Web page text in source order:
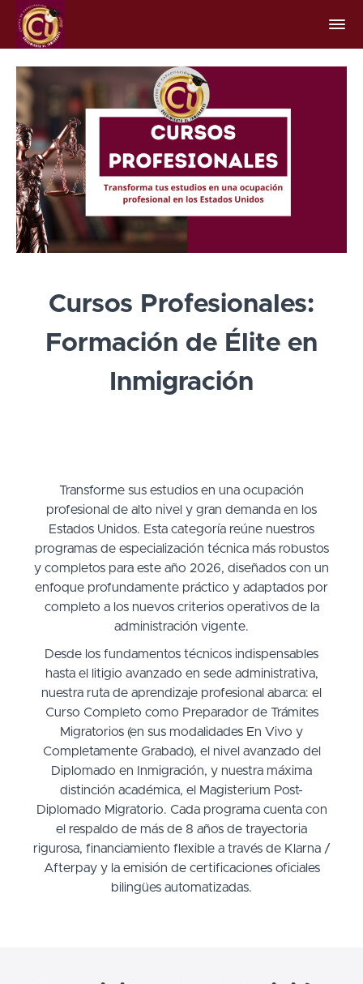
Cursos Profesionales:
Formación de Élite en
Inmigración
Transforme sus estudios en una ocupación
profesional de alto nivel y gran demanda en los
Estados Unidos. Esta categoría reúne nuestros
programas de especialización técnica más robustos
y completos para este año 2026, diseñados con un
enfoque profundamente práctico y adaptados por
completo a los nuevos criterios operativos de la
administración vigente.
Desde los fundamentos técnicos indispensables
hasta el litigio avanzado en sede administrativa,
nuestra ruta de aprendizaje profesional abarca: el
Curso Completo como Preparador de Trámites
Migratorios (en sus modalidades En Vivo y
Completamente Grabado), el nivel avanzado del
Diplomado en Inmigración, y nuestra máxima
distinción académica, el Magisterium Post-
Diplomado Migratorio. Cada programa cuenta con
el respaldo de más de 8 años de trayectoria
rigurosa, financiamiento flexible a través de Klarna /
Afterpay y la emisión de certificaciones oficiales
bilingües automatizadas.